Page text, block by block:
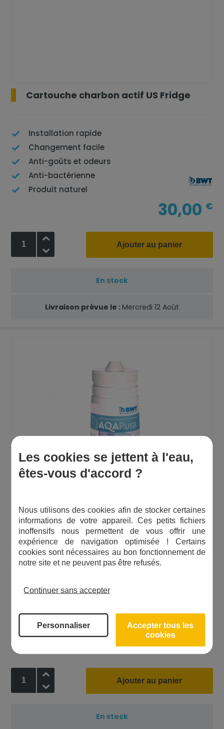
Cartouche charbon actif US Fridge
Installation rapide
Changement facile
Anti-goûts et odeurs
Anti-bactérienne
Produit naturel
30,00 €
Ajouter au panier
En stock
Livraison prévue le : Mercredi 12 Août
Cartouche Aqa Pura
Un an de filtration
Un seul point d'eau
Simplicité d'installation
124,20€
Ajouter au panier
En stock
Les cookies se jettent à l'eau,
êtes-vous d'accord ?
Nous utilisons des cookies afin de stocker certaines
informations de votre appareil. Ces petits fichiers
inoffensifs nous permettent de vous offrir une
expérience de navigation optimisée ! Certains
cookies sont nécessaires au bon fonctionnement de
notre site et ne peuvent pas être refusés.
Continuer sans accepter
Personnaliser
Accepter tous les
cookies